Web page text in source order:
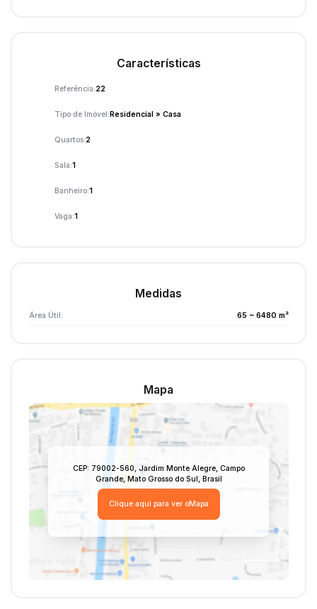
Características
Referência:22
Tipo de Imóvel:Residencial » Casa
Quartos:2
Sala:1
Banheiro:1
Vaga:1
Medidas
Área Útil: 65 ~ 6480 m²
Mapa
CEP: 79002-560, Jardim Monte Alegre, Campo
Grande, Mato Grosso do Sul, Brasil
Clique aqui para ver oMapa